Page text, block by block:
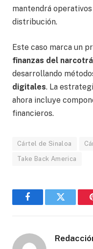
mantendrá
distribución.
Este caso marca un
finanzas del
desarrollando
digitales. La
ahora incluye
financieros.
Cártel de Sinaloa
Take Back America
FacebookGorjeo